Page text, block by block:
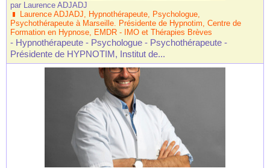
par Laurence ADJADJ
Laurence ADJADJ, Hypnothérapeute, Psychologue,
Psychothérapeute à Marseille. Présidente de Hypnotim, Centre de
Formation en Hypnose, EMDR - IMO et Thérapies Brèves
- Hypnothérapeute - Psychologue - Psychothérapeute -
Présidente de HYPNOTIM, Institut de...